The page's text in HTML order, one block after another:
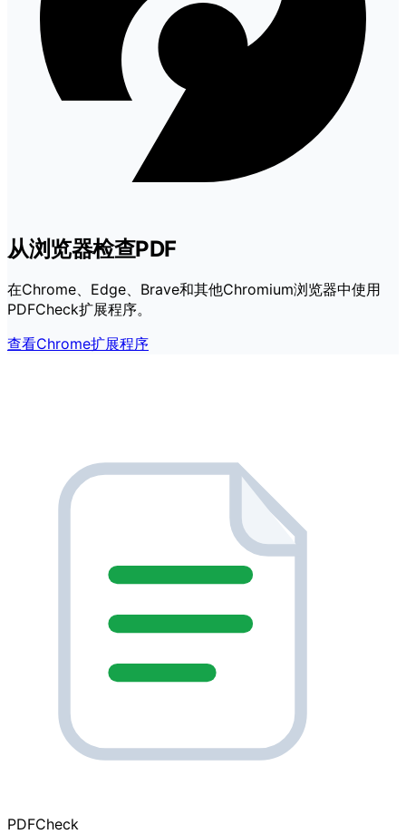
从浏览器检查PDF
在Chrome、Edge、Brave和其他Chromium浏览器中使用
PDFCheck扩展程序。
查看Chrome扩展程序
PDFCheck